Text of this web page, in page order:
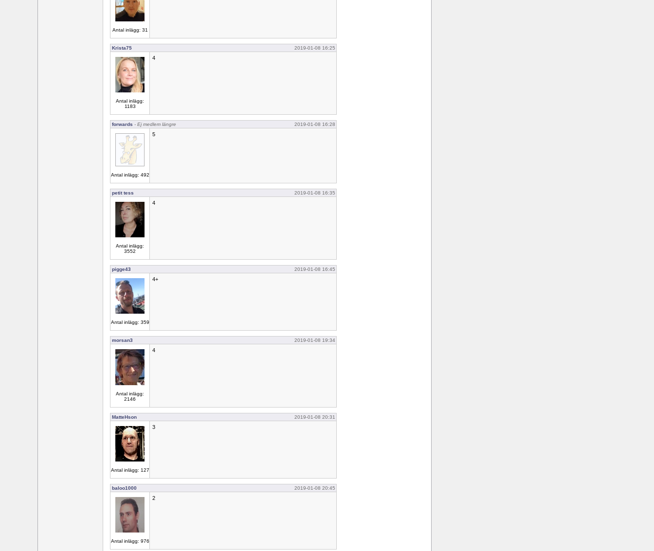
Antal inlägg: 31
Krista75 2019-01-08 16:25
Antal inlägg:
1183
4
forwards - Ej medlem längre 2019-01-08 16:28
Antal inlägg: 492
5
petit tess 2019-01-08 16:35
Antal inlägg:
3552
4
pigge43 2019-01-08 16:45
Antal inlägg: 359
4+
morsan3 2019-01-08 19:34
Antal inlägg:
2146
4
MatteHson 2019-01-08 20:31
Antal inlägg: 127
3
baloo1000 2019-01-08 20:45
Antal inlägg: 976
2